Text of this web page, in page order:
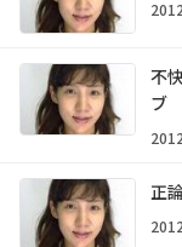
不
ブ
正